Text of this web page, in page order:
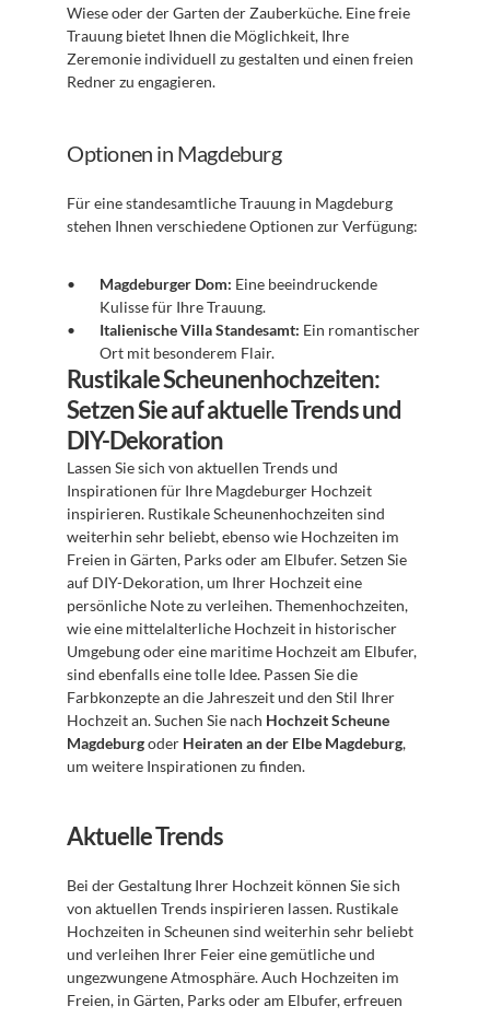
Wiese oder der Garten der Zauberküche. Eine freie
Trauung bietet Ihnen die Möglichkeit, Ihre
Zeremonie individuell zu gestalten und einen freien
Redner zu engagieren.
Optionen in Magdeburg
Für eine standesamtliche Trauung in Magdeburg
stehen Ihnen verschiedene Optionen zur Verfügung:
Magdeburger Dom: Eine beeindruckende
Kulisse für Ihre Trauung.
Italienische Villa Standesamt: Ein romantischer
Ort mit besonderem Flair.
Rustikale Scheunenhochzeiten:
Setzen Sie auf aktuelle Trends und
DIY-Dekoration
Lassen Sie sich von aktuellen Trends und
Inspirationen für Ihre Magdeburger Hochzeit
inspirieren. Rustikale Scheunenhochzeiten sind
weiterhin sehr beliebt, ebenso wie Hochzeiten im
Freien in Gärten, Parks oder am Elbufer. Setzen Sie
auf DIY-Dekoration, um Ihrer Hochzeit eine
persönliche Note zu verleihen. Themenhochzeiten,
wie eine mittelalterliche Hochzeit in historischer
Umgebung oder eine maritime Hochzeit am Elbufer,
sind ebenfalls eine tolle Idee. Passen Sie die
Farbkonzepte an die Jahreszeit und den Stil Ihrer
Hochzeit an. Suchen Sie nach Hochzeit Scheune
Magdeburg oder Heiraten an der Elbe Magdeburg,
um weitere Inspirationen zu finden.
Aktuelle Trends
Bei der Gestaltung Ihrer Hochzeit können Sie sich
von aktuellen Trends inspirieren lassen. Rustikale
Hochzeiten in Scheunen sind weiterhin sehr beliebt
und verleihen Ihrer Feier eine gemütliche und
ungezwungene Atmosphäre. Auch Hochzeiten im
Freien, in Gärten, Parks oder am Elbufer, erfreuen